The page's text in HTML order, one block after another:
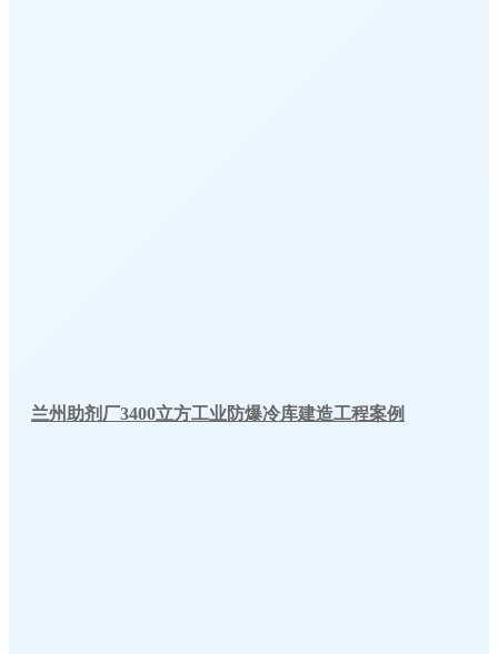
兰州助剂厂3400立方工业防爆冷库建造工程案例